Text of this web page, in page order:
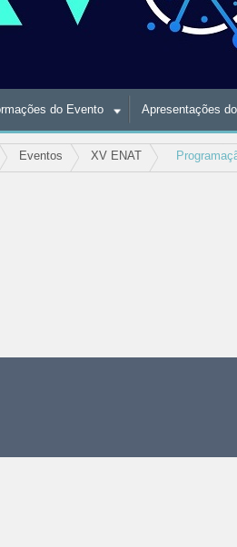
do Evento Apresentações
Eventos XV ENAT